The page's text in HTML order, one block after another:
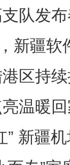
队发
新疆
区持
温暖
” 新疆